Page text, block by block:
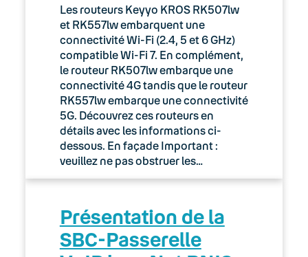
Les routeurs Keyyo KROS RK507lw
et RK557lw embarquent une
connectivité Wi-Fi (2.4, 5 et 6 GHz)
compatible Wi-Fi 7. En complément,
le routeur RK507lw embarque une
connectivité 4G tandis que le routeur
RK557lw embarque une connectivité
5G. Découvrez ces routeurs en
détails avec les informations ci-
dessous. En façade Important :
veuillez ne pas obstruer les…
Présentation de la
SBC-Passerelle